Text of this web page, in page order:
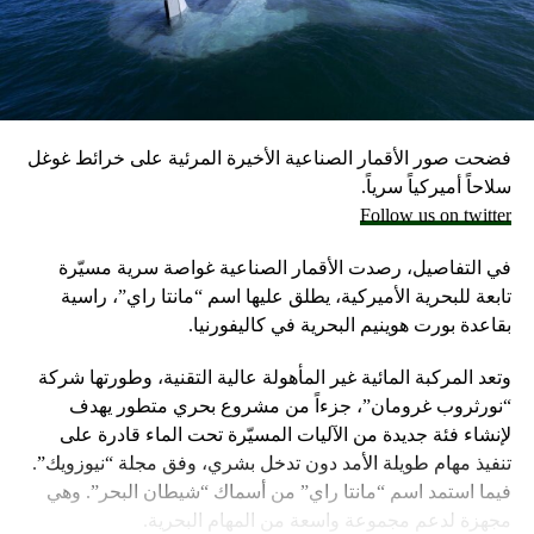
مسؤولون إسرائيليون حاليون وسابقون.
وكانت وزارة الخارجية أرجأت في مايو، فقط تسليم قنابل زنة
2000 رطل و500 رطل إلى إسرائيل بسبب مخاوف بشأن سقوط
ضحايا من المدنيين في مدينة رفح.
إلا أن نتنياهو خرج الأسبوع المضي بتصريحات نارية، ومفاجئة
حول مماطلة أميركا في تسليم تل أبيب أسلحة
ما أثار حفيظة البيت الأبيض الذي وصف تلك التصريحات بالمخيبة
للآمال.
فضحت صور الأقمار الصناعية الأخيرة المرئية على خرائط غوغل
سلاحاً أميركياً سرياً.
Follow us on twitter
في التفاصيل، رصدت الأقمار الصناعية غواصة سرية مسيّرة
تابعة للبحرية الأميركية، يطلق عليها اسم “مانتا راي”، راسية
بقاعدة بورت هوينيم البحرية في كاليفورنيا.
وتعد المركبة المائية غير المأهولة عالية التقنية، وطورتها شركة
“نورثروب غرومان”، جزءاً من مشروع بحري متطور يهدف
لإنشاء فئة جديدة من الآليات المسيّرة تحت الماء قادرة على
تنفيذ مهام طويلة الأمد دون تدخل بشري، وفق مجلة “نيوزويك”.
فيما استمد اسم “مانتا راي” من أسماك “شيطان البحر”. وهي
مجهزة لدعم مجموعة واسعة من المهام البحرية.